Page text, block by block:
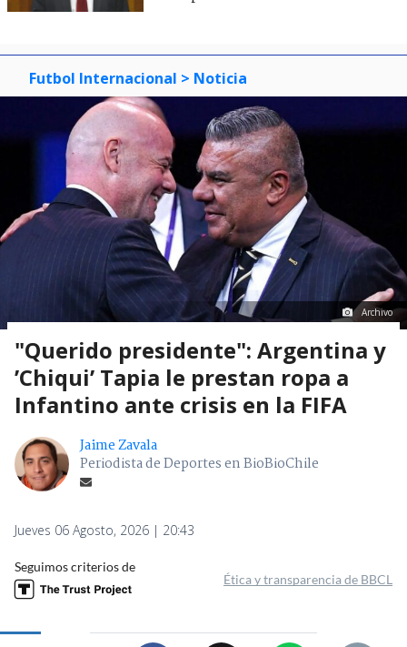
Futbol Internacional > Noticia
Archivo
"Querido presidente": Argentina y
’Chiqui’ Tapia le prestan ropa a
Infantino ante crisis en la FIFA
Jaime Zavala
Periodista de Deportes en BioBioChile
Jueves 06 Agosto, 2026 | 20:43
Seguimos criterios de
Ética y transparencia de BBCL